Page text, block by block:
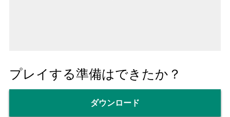
プレイする準備はできたか？
ダウンロード